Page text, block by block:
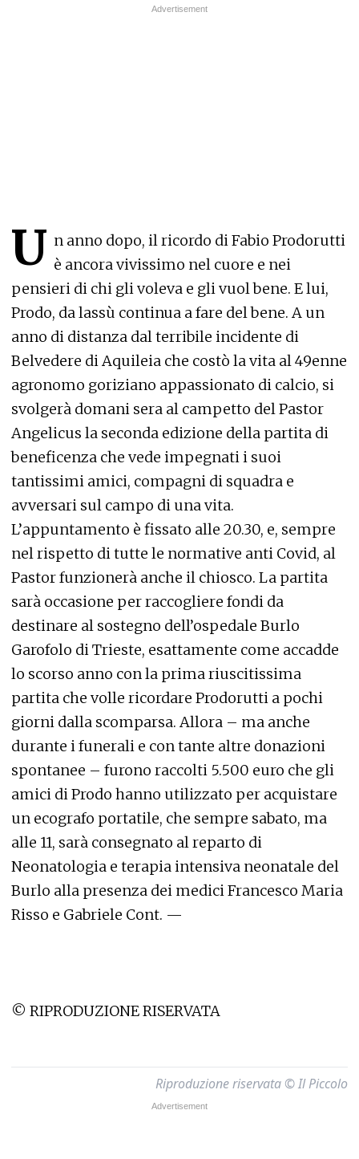
U n anno dopo, il ricordo di Fabio Prodorutti
è ancora vivissimo nel cuore e nei
pensieri di chi gli voleva e gli vuol bene. E lui,
Prodo, da lassù continua a fare del bene. A un
anno di distanza dal terribile incidente di
Belvedere di Aquileia che costò la vita al 49enne
agronomo goriziano appassionato di calcio, si
svolgerà domani sera al campetto del Pastor
Angelicus la seconda edizione della partita di
beneficenza che vede impegnati i suoi
tantissimi amici, compagni di squadra e
avversari sul campo di una vita.
L’appuntamento è fissato alle 20.30, e, sempre
nel rispetto di tutte le normative anti Covid, al
Pastor funzionerà anche il chiosco. La partita
sarà occasione per raccogliere fondi da
destinare al sostegno dell’ospedale Burlo
Garofolo di Trieste, esattamente come accadde
lo scorso anno con la prima riuscitissima
partita che volle ricordare Prodorutti a pochi
giorni dalla scomparsa. Allora – ma anche
durante i funerali e con tante altre donazioni
spontanee – furono raccolti 5.500 euro che gli
amici di Prodo hanno utilizzato per acquistare
un ecografo portatile, che sempre sabato, ma
alle 11, sarà consegnato al reparto di
Neonatologia e terapia intensiva neonatale del
Burlo alla presenza dei medici Francesco Maria
Risso e Gabriele Cont. —
© RIPRODUZIONE RISERVATA
Riproduzione riservata © Il Piccolo